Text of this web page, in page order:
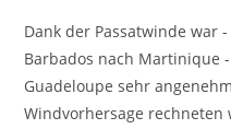
Dank der Passatwinde war
Barbados nach Martinique
Guadeloupe sehr
Windvorhersage